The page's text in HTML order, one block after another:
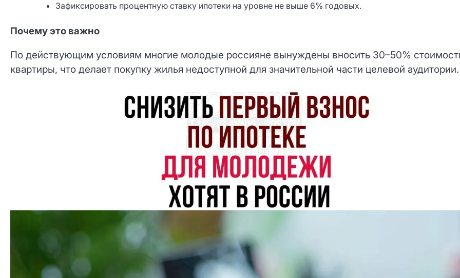
Зафиксировать процентную ставку ипотеки на уровне не выше 6% годовых.
Почему это важно
По действующим условиям многие молодые россияне вынуждены вносить 30–50%
квартиры, что делает покупку жилья недоступной для значительной части целевой аудитории.